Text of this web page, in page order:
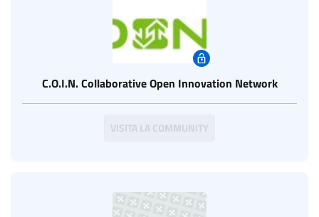
C.O.I.N. Collaborative Open Innovation Network
VISITA LA COMMUNITY